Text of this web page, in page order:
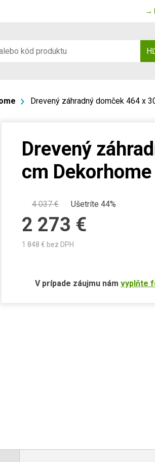
→
Drevený záhradný domček 464 x
Drevený
cm Dekorhome
4 037€ Ušetríte 44%
2 273 €
1 848 € bez DPH
V prípade záujmu nám vyplňte